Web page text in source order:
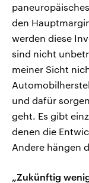
den
werden diese
sind nicht
meiner Sicht
und dafür
geht. Es gibt
denen die
Andere hängen
„Zukünftig